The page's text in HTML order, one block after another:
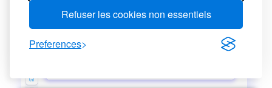
Refuser les cookies non essentiels
Preferences